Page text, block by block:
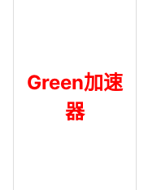
Green加速
器